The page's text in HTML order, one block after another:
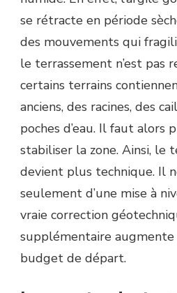
se rétracte en période
des mouvements qui
le terrassement n’est pas
certains terrains
anciens, des racines, des
poches d’eau. Il faut alors
stabiliser la zone. Ainsi, le
devient plus technique. Il
seulement d’une mise à
vraie correction
supplémentaire
budget de départ.